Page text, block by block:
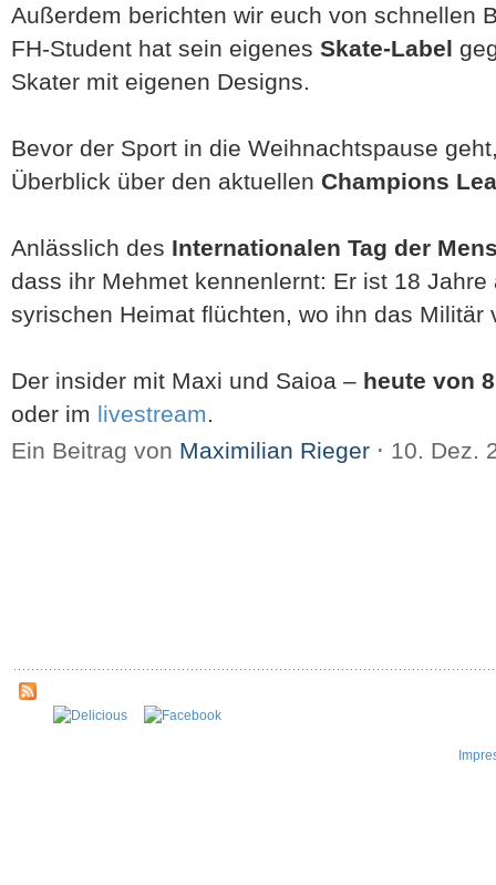
Außerdem berichten wir euch von schnellen
FH-Student hat sein eigenes Skate-Label
Skater mit eigenen Designs.
Bevor der Sport in die Weihnachtspause
Überblick über den aktuellen Champions
Anlässlich des Internationalen Tag der
dass ihr Mehmet kennenlernt: Er ist 18
syrischen Heimat flüchten, wo ihn das Militär
Der insider mit Maxi und Saioa – heute von
oder im livestream.
Ein Beitrag von Maximilian Rieger ⋅ 10. Dez.